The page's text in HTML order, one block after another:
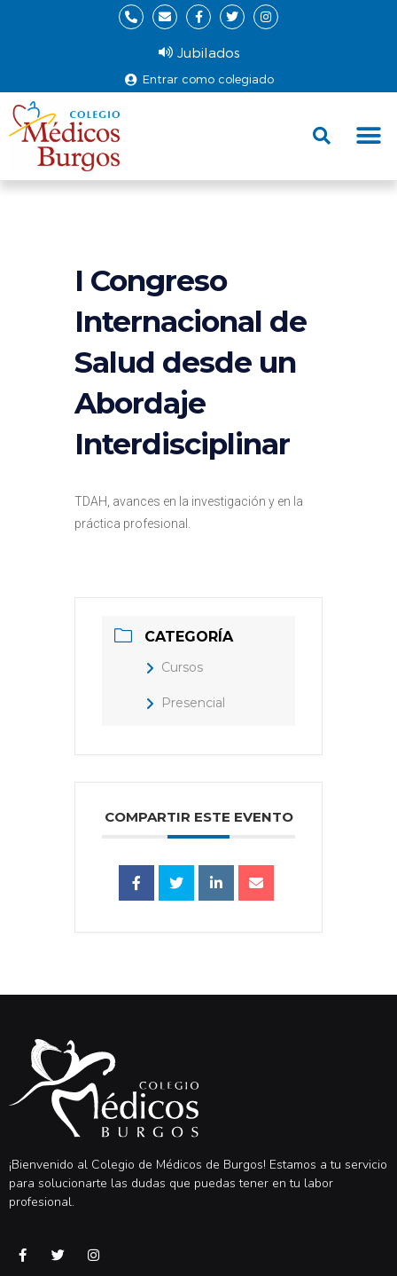
Entrar como colegiado
Jubilados
I Congreso
Internacional de
Salud desde un
Abordaje
Interdisciplinar
TDAH, avances en la investigación y en la
práctica profesional.
CATEGORÍA
Cursos
Presencial
COMPARTIR ESTE EVENTO
¡Bienvenido al Colegio de Médicos de Burgos! Estamos a tu servicio
para solucionarte las dudas que puedas tener en tu labor
profesional.